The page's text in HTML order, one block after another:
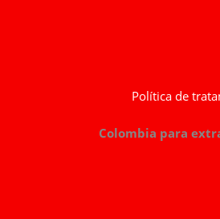
Política de
Colombia para